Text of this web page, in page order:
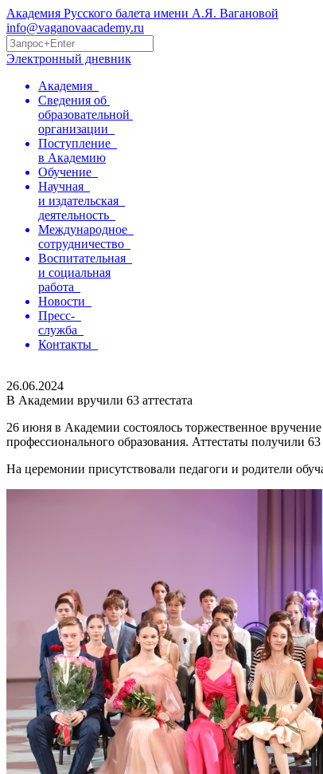
Академия Русского балета имени А.Я. Вагановой
info@vaganovaacademy.ru
Электронный дневник
Академия
Сведения об
образовательной
организации
Поступление
в Академию
Обучение
Научная
и издательская
деятельность
Международное
сотрудничество
Воспитательная
и социальная
работа
Новости
Пресс-
служба
Контакты
26.06.2024
В Академии вручили 63 аттестата
26 июня в Академии состоялось торжественное
профессионального образования. Аттестаты получили
На церемонии присутствовали педагоги и родители